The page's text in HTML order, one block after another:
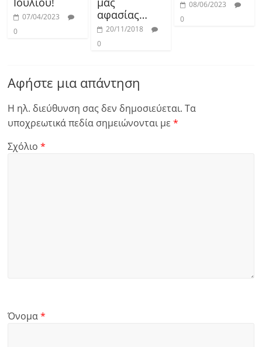
07/04/2023
0
αφασίας…
20/11/2018
0
08/06/2023
0
Αφήστε μια απάντηση
Η ηλ. διεύθυνση σας δεν δημοσιεύεται. Τα
υποχρεωτικά πεδία σημειώνονται με*
Σχόλιο*
Όνομα*